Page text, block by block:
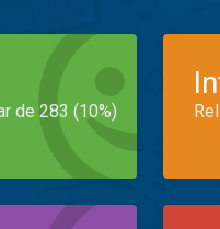
de 283 (10%)